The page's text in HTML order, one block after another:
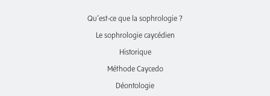
Qu’est-ce que la sophrologie ?
Le sophrologie caycédien
Historique
Méthode Caycedo
Déontologie